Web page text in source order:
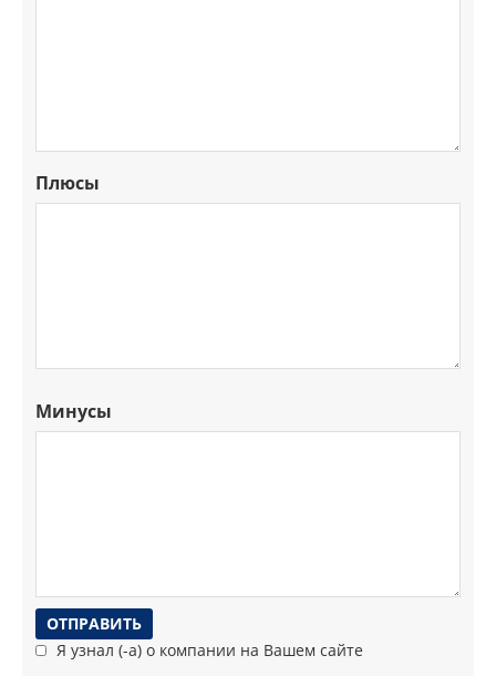
Плюсы
Минусы
Я узнал (-а) о компании на Вашем сайте